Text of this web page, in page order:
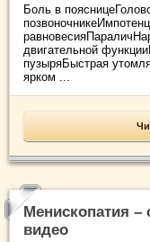
Боль в
двигательной
пузыряБыстрая
ярком ...
Менископатия
видео